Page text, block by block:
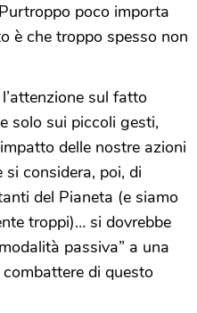
poco importa
è che troppo spesso non
sul fatto
solo sui piccoli gesti,
delle nostre azioni
si considera, poi, di
del Pianeta (e siamo
troppi)… si dovrebbe
passiva” a una
di questo